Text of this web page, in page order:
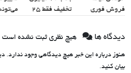
فروش فوری
مکانیک
تخفیف فقط ۲۵
دیدگاه ها هیچ نظری ثبت نشده است
هنوز درباره این خبر هیچ دیدگاهی وجود ندارد.
بیان کنید.